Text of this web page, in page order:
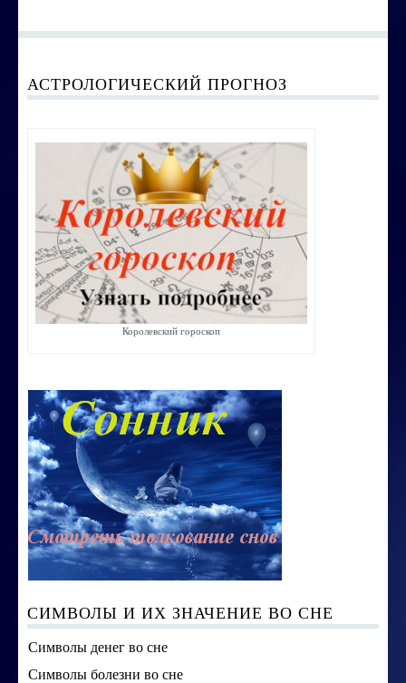
АСТРОЛОГИЧЕСКИЙ ПРОГНОЗ
Королевский гороскоп
СИМВОЛЫ И ИХ ЗНАЧЕНИЕ ВО СНЕ
Символы денег во сне
Символы болезни во сне